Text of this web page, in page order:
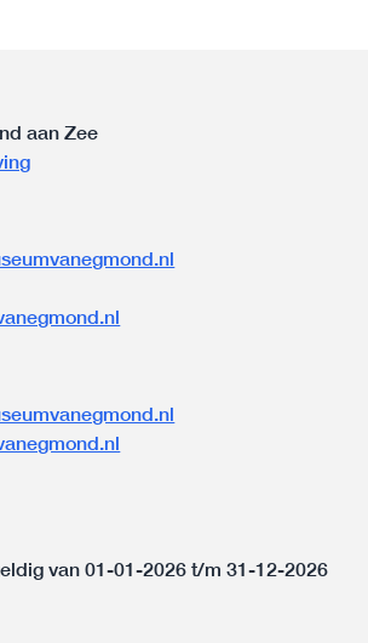
aan Zee
van 01-01-2026 t/m 31-12-2026